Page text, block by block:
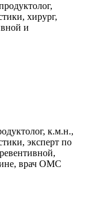
хирург,
и
к.м.н.,
эксперт по
врач ОМС